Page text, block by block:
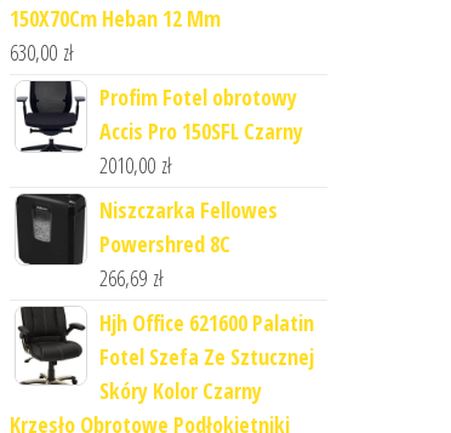
150X70Cm Heban 12 Mm
630,00 zł
Profim Fotel obrotowy
Accis Pro 150SFL Czarny
2010,00 zł
Niszczarka Fellowes
Powershred 8C
266,69 zł
Hjh Office 621600 Palatin
Fotel Szefa Ze Sztucznej
Skóry Kolor Czarny
Krzesło Obrotowe Podłokietniki